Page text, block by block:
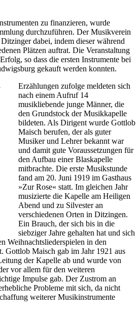
zu finanzieren, wurde
durchzuführen. Der Musikverein
dabei, indem dieser während
Plätzen auftrat. Die Veranstaltung
so dass die ersten Instrumente bei
gekauft werden konnten.
Erzählungen zufolge meldeten sich
nach einem Aufruf 14
musikliebende junge Männer, die
den Grundstock der Musikkapelle
bildeten. Als Dirigent wurde Gottlob
Maisch berufen, der als guter
Musiker und Lehrer bekannt war
und damit gute Voraussetzungen für
den Aufbau einer Blaskapelle
mitbrachte. Die erste Musikstunde
fand am 20. Juni 1919 im Gasthaus
»Zur Rose« statt. Im gleichen Jahr
musizierte die Kapelle am Heiligen
Abend und zu Silvester an
verschiedenen Orten in Ditzingen.
Ein Brauch, der sich bis in die
siebziger Jahre gehalten hat und sich
Weihnachtsliederspielen in den
Gottlob Maisch gab im Jahr 1921 aus
der Kapelle ab und wurde von
vor allem für den weiteren
Impulse gab. Der Zustrom an
Probleme mit sich, da nicht
weiterer Musikinstrumente